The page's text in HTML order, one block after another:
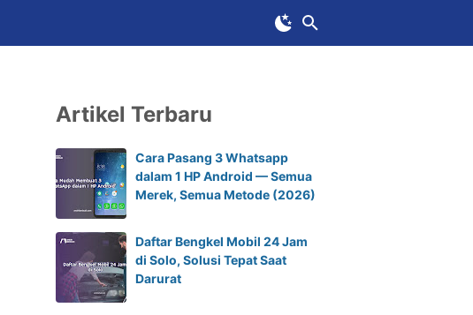
Artikel Terbaru
Cara Pasang 3 Whatsapp
dalam 1 HP Android — Semua
Merek, Semua Metode (2026)
Daftar Bengkel Mobil 24 Jam
di Solo, Solusi Tepat Saat
Darurat